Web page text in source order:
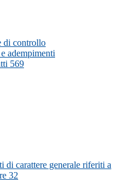
di controllo
adempimenti
569
di carattere generale riferiti a
32